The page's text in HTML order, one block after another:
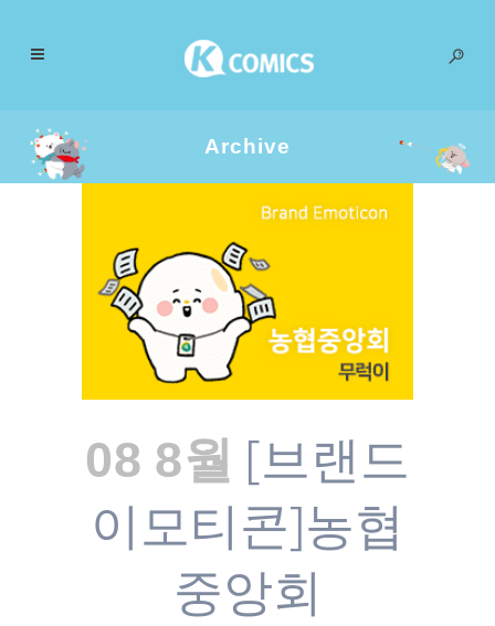
Archive
08 8월 [브랜드
이모티콘]농협
중앙회